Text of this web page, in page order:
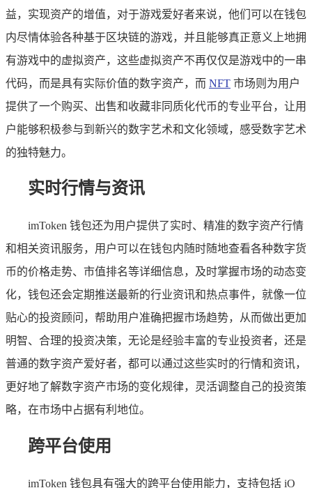
益，实现资产的增值，对于游戏爱好者来说，他们可以在钱包
内尽情体验各种基于区块链的游戏，并且能够真正意义上地拥
有游戏中的虚拟资产，这些虚拟资产不再仅仅是游戏中的一串
代码，而是具有实际价值的数字资产，而 NFT 市场则为用户
提供了一个购买、出售和收藏非同质化代币的专业平台，让用
户能够积极参与到新兴的数字艺术和文化领域，感受数字艺术
的独特魅力。
实时行情与资讯
imToken 钱包还为用户提供了实时、精准的数字资产行情
和相关资讯服务，用户可以在钱包内随时随地查看各种数字货
币的价格走势、市值排名等详细信息，及时掌握市场的动态变
化，钱包还会定期推送最新的行业资讯和热点事件，就像一位
贴心的投资顾问，帮助用户准确把握市场趋势，从而做出更加
明智、合理的投资决策，无论是经验丰富的专业投资者，还是
普通的数字资产爱好者，都可以通过这些实时的行情和资讯，
更好地了解数字资产市场的变化规律，灵活调整自己的投资策
略，在市场中占据有利地位。
跨平台使用
imToken 钱包具有强大的跨平台使用能力，支持包括 iO